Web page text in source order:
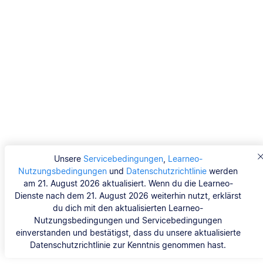
Unsere Servicebedingungen, Learneo-
Nutzungsbedingungen und Datenschutzrichtlinie werden
am 21. August 2026 aktualisiert. Wenn du die Learneo-
Dienste nach dem 21. August 2026 weiterhin nutzt, erklärst
du dich mit den aktualisierten Learneo-
Nutzungsbedingungen und Servicebedingungen
einverstanden und bestätigst, dass du unsere aktualisierte
Datenschutzrichtlinie zur Kenntnis genommen hast.